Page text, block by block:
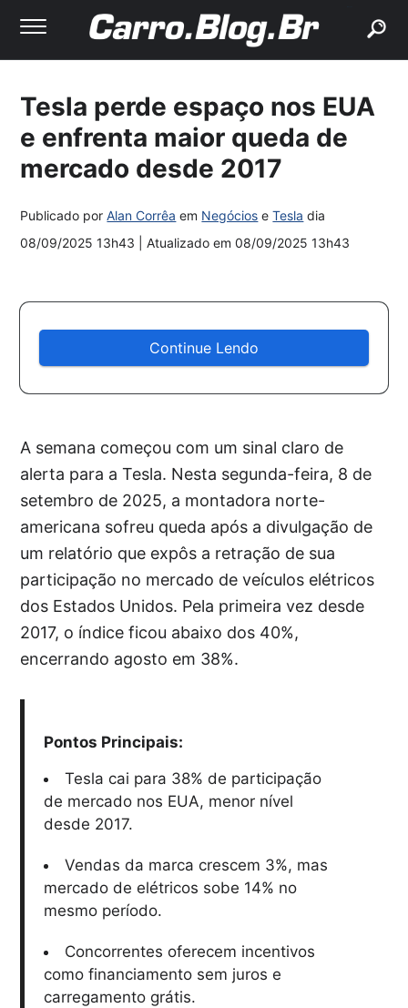
Tesla perde espaço nos EUA
e enfrenta maior queda de
mercado desde 2017
Publicado porAlan Corrêa em Negócios eTesla dia
08/09/2025 13h43
| Atualizado em08/09/2025 13h43
Continue Lendo
A semana começou com um sinal claro de
alerta para a Tesla. Nesta segunda-feira, 8 de
setembro de 2025, a montadora norte-
americana sofreu queda após a divulgação de
um relatório que expôs a retração de sua
participação no mercado de veículos elétricos
dos Estados Unidos. Pela primeira vez desde
2017, o índice ficou abaixo dos 40%,
encerrando agosto em 38%.
Pontos Principais:
Tesla cai para 38% de participação
de mercado nos EUA, menor nível
desde 2017.
Vendas da marca crescem 3%, mas
mercado de elétricos sobe 14% no
mesmo período.
Concorrentes oferecem incentivos
como financiamento sem juros e
carregamento grátis.